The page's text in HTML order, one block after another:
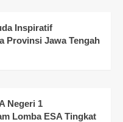
Inspiratif
Provinsi Jawa Tengah
Negeri 1
Lomba ESA Tingkat